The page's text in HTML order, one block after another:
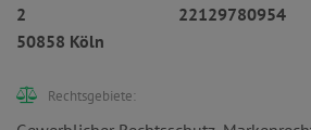
2
50858 Köln
22129780954
Rechtsgebiete: